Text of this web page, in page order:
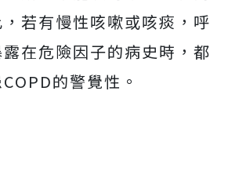
若有慢性咳嗽或咳痰，呼
在危險因子的病史時，都
的警覺性。